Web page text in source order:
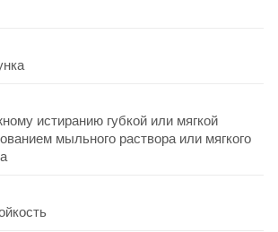
истиранию губкой или мягкой
мыльного раствора или мягкого